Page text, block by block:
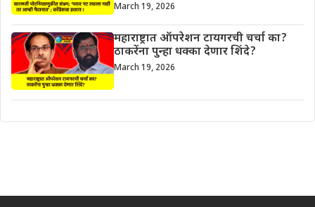
March 19, 2026
महाराष्ट्रात ऑपरेशन टायगरची चर्चा का?
ठाकरेंना पुन्हा धक्का देणार शिंदे?
March 19, 2026